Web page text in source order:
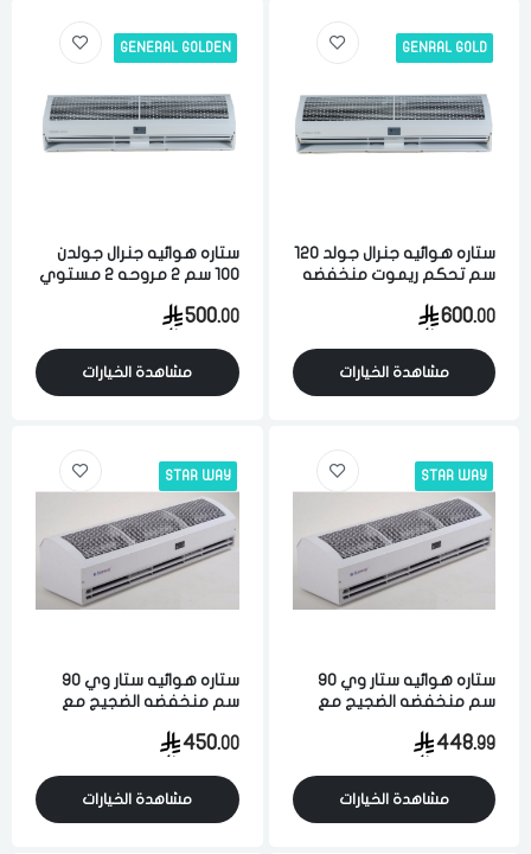
GENRAL GOLD
ستاره هوائيه جنرال جولد 120
سم تحكم ريموت منخفضه
600.00
مشاهدة الخيارات
GENERAL GOLDEN
ستاره هوائيه جنرال جولدن
100 سم 2 مروحه 2 مستوي
500.00
مشاهدة الخيارات
STAR WAY
ستاره هوائيه ستار وي 90
سم منخفضه الضجيج مع
448.99
مشاهدة الخيارات
STAR WAY
ستاره هوائيه ستار وي 90
سم منخفضه الضجيج مع
450.00
مشاهدة الخيارات
الدخول تسجيل
لقد قرأت ووافقت على الشروط والاحكامو
اختر المدينة
اختر المدينة
مسح البيانات